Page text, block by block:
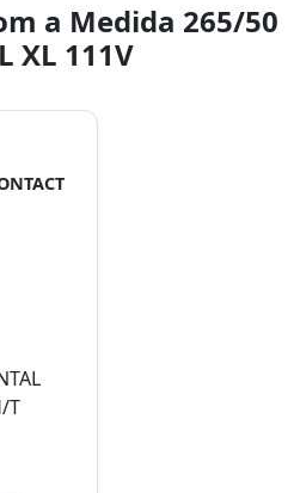
a Medida 265/50
XL 111V